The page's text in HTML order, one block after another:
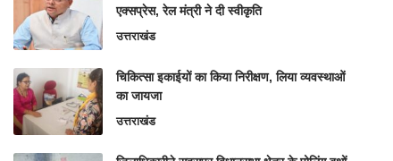
एक्सप्रेस, रेल मंत्री ने दी स्वीकृति
उत्तराखंड
चिकित्सा इकाईयों का किया निरीक्षण, लिया व्यवस्थाओं
का जायजा
उत्तराखंड